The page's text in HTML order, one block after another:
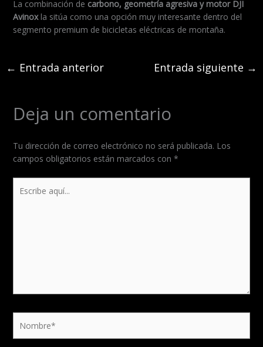
La combinación de carbono, geometría agresiva y motor DJI
Avinoxla sitúa como una opción muy interesante dentro del
segmento premium de bicicletas eléctricas de montaña.
← Entrada anterior Entrada siguiente →
Deja un comentario
Tu dirección de correo electrónico no será publicada. Los
campos obligatorios están marcados con *
aquí...